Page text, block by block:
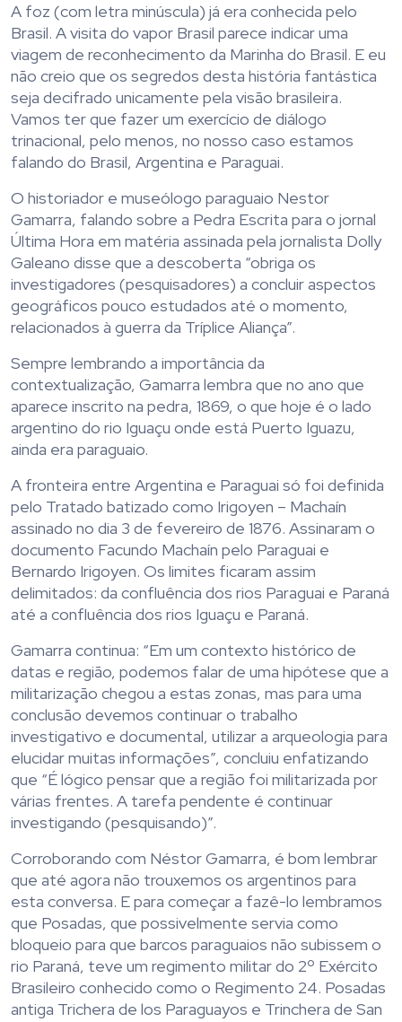
A foz (com letra minúscula) já era conhecida pelo
Brasil. A visita do vapor Brasil parece indicar uma
viagem de reconhecimento da Marinha do Brasil. E eu
não creio que os segredos desta história fantástica
seja decifrado unicamente pela visão brasileira.
Vamos ter que fazer um exercício de diálogo
trinacional, pelo menos, no nosso caso estamos
falando do Brasil, Argentina e Paraguai.
O historiador e museólogo paraguaio Nestor
Gamarra, falando sobre a Pedra Escrita para o jornal
Última Hora em matéria assinada pela jornalista Dolly
Galeano disse que a descoberta “obriga os
investigadores (pesquisadores) a concluir aspectos
geográficos pouco estudados até o momento,
relacionados à guerra da Tríplice Aliança”.
Sempre lembrando a importância da
contextualização, Gamarra lembra que no ano que
aparece inscrito na pedra, 1869, o que hoje é o lado
argentino do rio Iguaçu onde está Puerto Iguazu,
ainda era paraguaio.
A fronteira entre Argentina e Paraguai só foi definida
pelo Tratado batizado como Irigoyen – Machaín
assinado no dia 3 de fevereiro de 1876. Assinaram o
documento Facundo Machaín pelo Paraguai e
Bernardo Irigoyen. Os limites ficaram assim
delimitados: da confluência dos rios Paraguai e Paraná
até a confluência dos rios Iguaçu e Paraná.
Gamarra continua: “Em um contexto histórico de
datas e região, podemos falar de uma hipótese que a
militarização chegou a estas zonas, mas para uma
conclusão devemos continuar o trabalho
investigativo e documental, utilizar a arqueologia para
elucidar muitas informações”, concluiu enfatizando
que “É lógico pensar que a região foi militarizada por
várias frentes. A tarefa pendente é continuar
investigando (pesquisando)”.
Corroborando com Néstor Gamarra, é bom lembrar
que até agora não trouxemos os argentinos para
esta conversa. E para começar a fazê-lo lembramos
que Posadas, que possivelmente servia como
bloqueio para que barcos paraguaios não subissem o
rio Paraná, teve um regimento militar do 2º Exército
Brasileiro conhecido como o Regimento 24. Posadas
antiga Trichera de los Paraguayos e Trinchera de San